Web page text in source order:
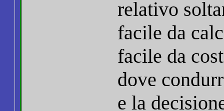
relativo
facile da
facile da
dove
e la